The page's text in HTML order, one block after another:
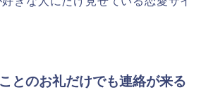
とのお礼だけでも連絡が来る